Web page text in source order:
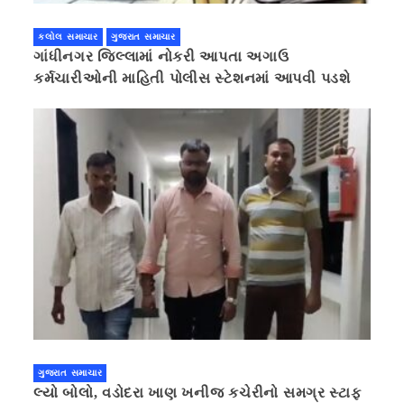
કલોલ સમાચાર ગુજરાત સમાચાર
ગાંધીનગર જિલ્લામાં નોકરી આપતા અગાઉ
કર્મચારીઓની માહિતી પોલીસ સ્ટેશનમાં આપવી પડશે
ગુજરાત સમાચાર
લ્યો બોલો, વડોદરા ખાણ ખનીજ કચેરીનો સમગ્ર સ્ટાફ